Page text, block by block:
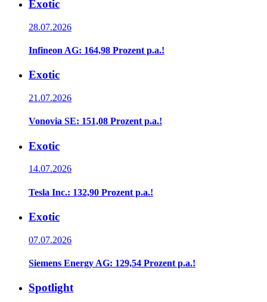
Exotic
28.07.2026
Infineon AG: 164,98 Prozent p.a.!
Exotic
21.07.2026
Vonovia SE: 151,08 Prozent p.a.!
Exotic
14.07.2026
Tesla Inc.: 132,90 Prozent p.a.!
Exotic
07.07.2026
Siemens Energy AG: 129,54 Prozent p.a.!
Spotlight